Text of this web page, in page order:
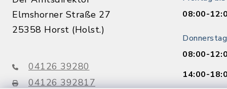
Elmshorner Straße 27
25358 Horst (Holst.)
04126 39280
04126 392817
08:00-
08:00-
14:00-